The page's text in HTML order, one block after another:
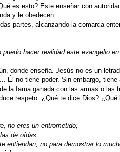
es esto? Este enseñar con
y le obedecen.
partes, alcanzando la comarca
hacer realidad este evangelio
donde enseña. Jesús no es un
Él no tiene poder. Sin embargo, tiene
la fama ganada con las armas o las
respeto. ¿Qué te dice Dios? ¿Qué
no eres un entrometido;
de oídas;
entiendan, no para demostrar lo